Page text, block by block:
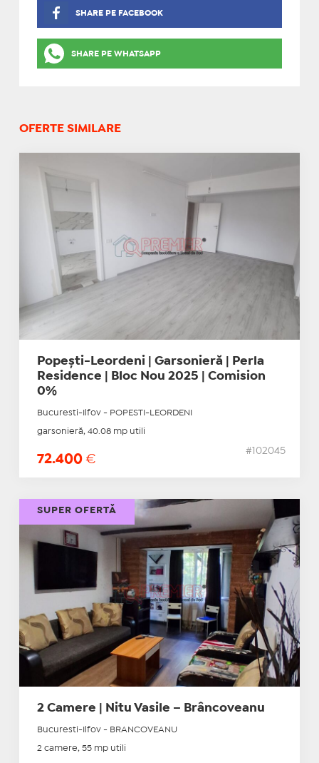
SHARE PE FACEBOOK
SHARE PE WHATSAPP
OFERTE SIMILARE
Popești-Leordeni | Garsonieră | Perla
Residence | Bloc Nou 2025 | Comision
0%
Bucuresti-Ilfov - POPESTI-LEORDENI
garsonieră, 40.08 mp utili
72.400 €
#102045
2 Camere | Nitu Vasile – Brâncoveanu
Bucuresti-Ilfov - BRANCOVEANU
2 camere, 55 mp utili
SUPER OFERTĂ